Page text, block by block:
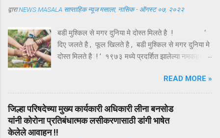
द्वाराNEWS MASALA साप्ताहिक न्यूज मसाला, नासिक - ऑगस्ट ०७, २०२२
बडी मुश्किल से मगर दुनिया मे दोस्त मिलते है ! ‘
दिए जलते है , फूल खिलते है , बडी मुश्किल से मगर दुनिया मे
दोस्त मिलते है ! ’ १९७३ मध्ये प्रदर्शित झालेल्या नमकहराम
आणि अर्थपूर्ण आहे . ऑगस्ट महिन्यातील पहिला रविवार ( यंदा
दि . ७ ऑगस्ट ) म्हणजे तरुणाईचा आवडता ‘ फ्रेंडशिप डे ’
अर्थात मैत्री दिन . या दिवशी विविध रंगांचे धागे एकमेकांच्या
हातावर बांधून मैत्रीचे संदेश एकमेकांना पाठविले जातात . या
संदेशांमधून मैत्रीच्या वेगवेगळ्या व्याख्या वाचावयास मिळतात .
READ MORE »
जिल्हा परिषदेच्या मुख्य कार्यकारी अधिकारी लीना बनसोड
यांनी कोरोना प्रतिबंधात्मक लसीकरणासाठी डांगी भाषेत
केलेले आवाहन !!